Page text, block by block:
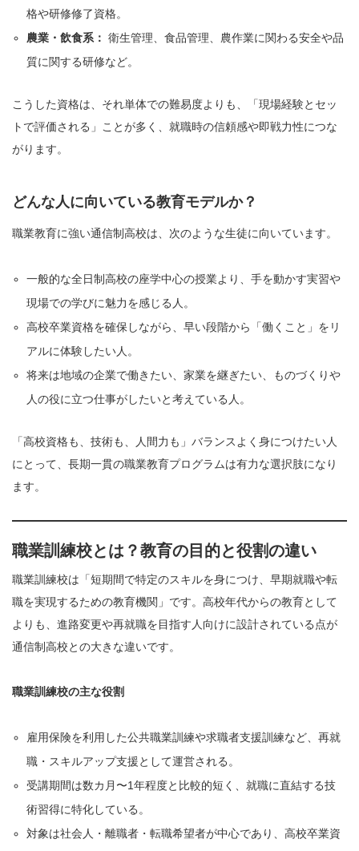
格や研修修了資格。
農業・飲食系： 衛生管理、食品管理、農作業に関わる安全や品
質に関する研修など。
こうした資格は、それ単体での難易度よりも、「現場経験とセッ
トで評価される」ことが多く、就職時の信頼感や即戦力性につな
がります。
どんな人に向いている教育モデルか？
職業教育に強い通信制高校は、次のような生徒に向いています。
一般的な全日制高校の座学中心の授業より、手を動かす実習や
現場での学びに魅力を感じる人。
高校卒業資格を確保しながら、早い段階から「働くこと」をリ
アルに体験したい人。
将来は地域の企業で働きたい、家業を継ぎたい、ものづくりや
人の役に立つ仕事がしたいと考えている人。
「高校資格も、技術も、人間力も」バランスよく身につけたい人
にとって、長期一貫の職業教育プログラムは有力な選択肢になり
ます。
職業訓練校とは？教育の目的と役割の違い
職業訓練校は「短期間で特定のスキルを身につけ、早期就職や転
職を実現するための教育機関」です。高校年代からの教育として
よりも、進路変更や再就職を目指す人向けに設計されている点が
通信制高校との大きな違いです。
職業訓練校の主な役割
雇用保険を利用した公共職業訓練や求職者支援訓練など、再就
職・スキルアップ支援として運営される。
受講期間は数カ月〜1年程度と比較的短く、就職に直結する技
術習得に特化している。
対象は社会人・離職者・転職希望者が中心であり、高校卒業資